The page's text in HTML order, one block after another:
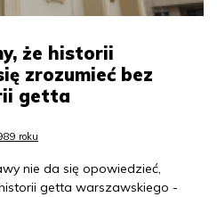
że historii
zrozumieć bez
getta
roku
nie da się opowiedzieć,
getta warszawskiego -